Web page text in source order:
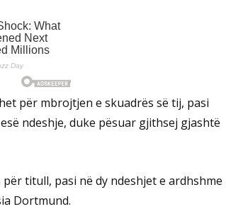
për mbrojtjen e skuadrës së tij, pasi
ndeshje, duke pësuar gjithsej gjashtë
titull, pasi në dy ndeshjet e ardhshme
Dortmund.